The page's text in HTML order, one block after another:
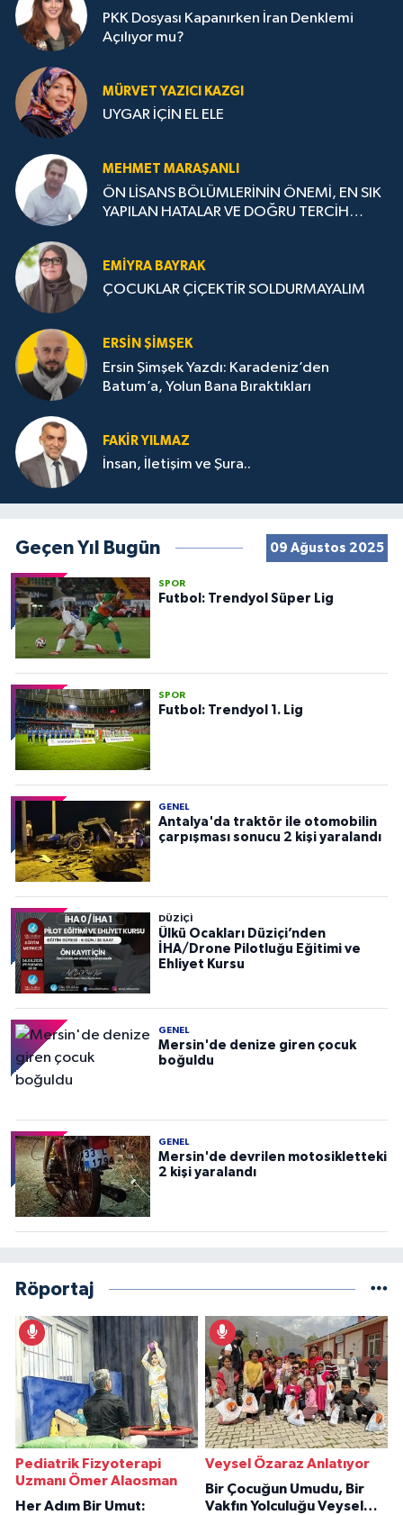
PKK Dosyası Kapanırken İran Denklemi
Açılıyor mu?
MÜRVET YAZICI KAZGI
UYGAR İÇİN EL ELE
MEHMET MARAŞANLI
ÖN LİSANS BÖLÜMLERİNİN ÖNEMİ, EN SIK
YAPILAN HATALAR VE DOĞRU TERCİH
EMIYRA BAYRAK
ÇOCUKLAR ÇİÇEKTİR SOLDURMAYALIM
ERSIN ŞIMŞEK
Ersin Şimşek Yazdı: Karadeniz’den
Batum’a, Yolun Bana Bıraktıkları
FAKIR YILMAZ
İnsan, İletişim ve Şura..
Geçen Yıl Bugün 09 Ağustos 2025
SPOR
Futbol: Trendyol Süper Lig
SPOR
Futbol: Trendyol 1. Lig
GENEL
Antalya'da traktör ile otomobilin
çarpışması sonucu 2 kişi yaralandı
DÜZIÇI
Ülkü Ocakları Düziçi’nden
İHA/Drone Pilotluğu Eğitimi ve
Ehliyet Kursu
GENEL
Mersin'de denize giren çocuk
boğuldu
GENEL
Mersin'de devrilen motosikletteki
2 kişi yaralandı
Röportaj
Pediatrik Fizyoterapi
Uzmanı Ömer Alaosman
Her Adım Bir Umut:
Veysel Özaraz Anlatıyor
Bir Çocuğun Umudu, Bir
Vakfın Yolculuğu Veysel